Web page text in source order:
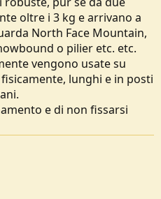
oltre i 3 kg e arrivano a
North Face Mountain,
o pilier etc. etc.
vengono usate su
lunghi e in posti
e di non fissarsi